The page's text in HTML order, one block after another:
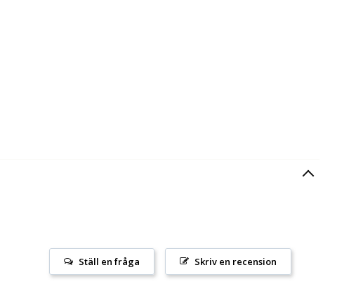
Skriv en recension
Ställ en fråga